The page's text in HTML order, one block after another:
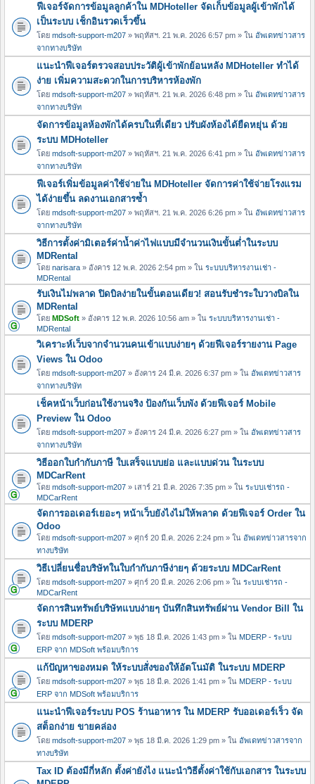
ฟีเจอร์จัดการข้อมูลลูกค้าใน MDHoteller จัดเก็บข้อมูลผู้เข้าพักได้
เป็นระบบ เช็กอินรวดเร็วขึ้น
โดย mdsoft-support-m207 » พฤหัสฯ. 21 พ.ค. 2026 6:57 pm » ใน อัพเดทข่าวสาร
จากทางบริษัท
แนะนำฟีเจอร์ตรวจสอบประวัติผู้เข้าพักย้อนหลัง MDHoteller ทำได้
ง่าย เพิ่มความสะดวกในการบริหารห้องพัก
โดย mdsoft-support-m207 » พฤหัสฯ. 21 พ.ค. 2026 6:48 pm » ใน อัพเดทข่าวสาร
จากทางบริษัท
จัดการข้อมูลห้องพักได้ครบในที่เดียว ปรับผังห้องได้ยืดหยุ่น ด้วย
ระบบ MDHoteller
โดย mdsoft-support-m207 » พฤหัสฯ. 21 พ.ค. 2026 6:41 pm » ใน อัพเดทข่าวสาร
จากทางบริษัท
ฟีเจอร์เพิ่มข้อมูลค่าใช้จ่ายใน MDHoteller จัดการค่าใช้จ่ายโรงแรม
ได้ง่ายขึ้น ลดงานเอกสารซ้ำ
โดย mdsoft-support-m207 » พฤหัสฯ. 21 พ.ค. 2026 6:26 pm » ใน อัพเดทข่าวสาร
จากทางบริษัท
วิธีการตั้งค่ามิเตอร์ค่าน้ำค่าไฟแบบมีจำนวนเงินขั้นต่ำในระบบ
MDRental
โดย narisara » อังคาร 12 พ.ค. 2026 2:54 pm » ใน ระบบบริหารงานเช่า -
MDRental
รับเงินไม่พลาด ปิดบิลง่ายในขั้นตอนเดียว! สอนรับชำระใบวางบิลใน
MDRental
โดย MDSoft » อังคาร 12 พ.ค. 2026 10:56 am » ใน ระบบบริหารงานเช่า -
MDRental
วิเคราะห์เว็บจากจำนวนคนเข้าแบบง่ายๆ ด้วยฟีเจอร์รายงาน Page
Views ใน Odoo
โดย mdsoft-support-m207 » อังคาร 24 มี.ค. 2026 6:37 pm » ใน อัพเดทข่าวสาร
จากทางบริษัท
เช็คหน้าเว็บก่อนใช้งานจริง ป้องกันเว็บพัง ด้วยฟีเจอร์ Mobile
Preview ใน Odoo
โดย mdsoft-support-m207 » อังคาร 24 มี.ค. 2026 6:27 pm » ใน อัพเดทข่าวสาร
จากทางบริษัท
วิธีออกใบกำกับภาษี ใบเสร็จแบบย่อ และแบบด่วน ในระบบ
MDCarRent
โดย mdsoft-support-m207 » เสาร์ 21 มี.ค. 2026 7:35 pm » ใน ระบบเช่ารถ -
MDCarRent
จัดการออเดอร์เยอะๆ หน้าเว็บยังไงไม่ให้พลาด ด้วยฟีเจอร์ Order ใน
Odoo
โดย mdsoft-support-m207 » ศุกร์ 20 มี.ค. 2026 2:24 pm » ใน อัพเดทข่าวสารจาก
ทางบริษัท
วิธีเปลี่ยนชื่อบริษัทในใบกำกับภาษีง่ายๆ ด้วยระบบ MDCarRent
โดย mdsoft-support-m207 » ศุกร์ 20 มี.ค. 2026 2:06 pm » ใน ระบบเช่ารถ -
MDCarRent
จัดการสินทรัพย์บริษัทแบบง่ายๆ บันทึกสินทรัพย์ผ่าน Vendor Bill ใน
ระบบ MDERP
โดย mdsoft-support-m207 » พุธ 18 มี.ค. 2026 1:43 pm » ใน MDERP - ระบบ
ERP จาก MDSoft พร้อมบริการ
แก้ปัญหาของหมด ให้ระบบสั่งของให้อัตโนมัติ ในระบบ MDERP
โดย mdsoft-support-m207 » พุธ 18 มี.ค. 2026 1:41 pm » ใน MDERP - ระบบ
ERP จาก MDSoft พร้อมบริการ
แนะนำฟีเจอร์ระบบ POS ร้านอาหาร ใน MDERP รับออเดอร์เร็ว จัด
สต็อกง่าย ขายคล่อง
โดย mdsoft-support-m207 » พุธ 18 มี.ค. 2026 1:29 pm » ใน อัพเดทข่าวสารจาก
ทางบริษัท
Tax ID ต้องมีกี่หลัก ตั้งค่ายังไง แนะนำวิธีตั้งค่าใช้กับเอกสาร ในระบบ